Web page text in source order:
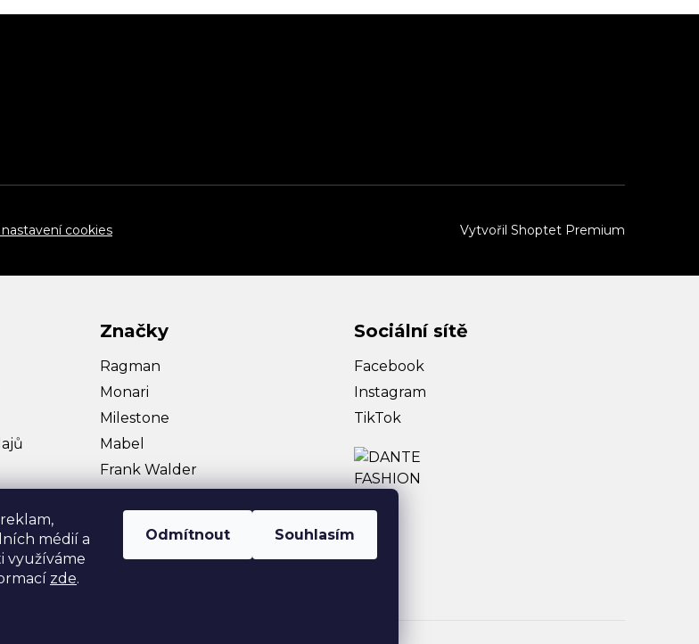
médií a
využíváme
zde.
Odmítnout Souhlasím
Vytvořil Shoptet Premium
cookies
Značky
Ragman
Monari
Milestone
Mabel
Frank Walder
Sociální sítě
Facebook
Instagram
TikTok